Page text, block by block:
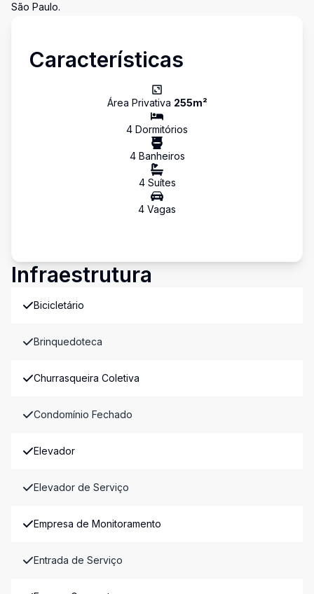
São Paulo.
Características
Área Privativa 255m²
4 Dormitórios
4Banheiros
4Suítes
4 Vagas
Infraestrutura
Bicicletário
Brinquedoteca
Churrasqueira Coletiva
Condomínio Fechado
Elevador
Elevador de Serviço
Empresa de Monitoramento
Entrada de Serviço